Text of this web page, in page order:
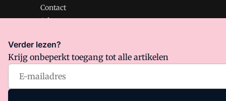
Contact
Adverteren
Management Support is onderdeel van VMN media.
Algemene Voorwaarden
Verder lezen?
Krijg onbeperkt toegang tot alle artikelen